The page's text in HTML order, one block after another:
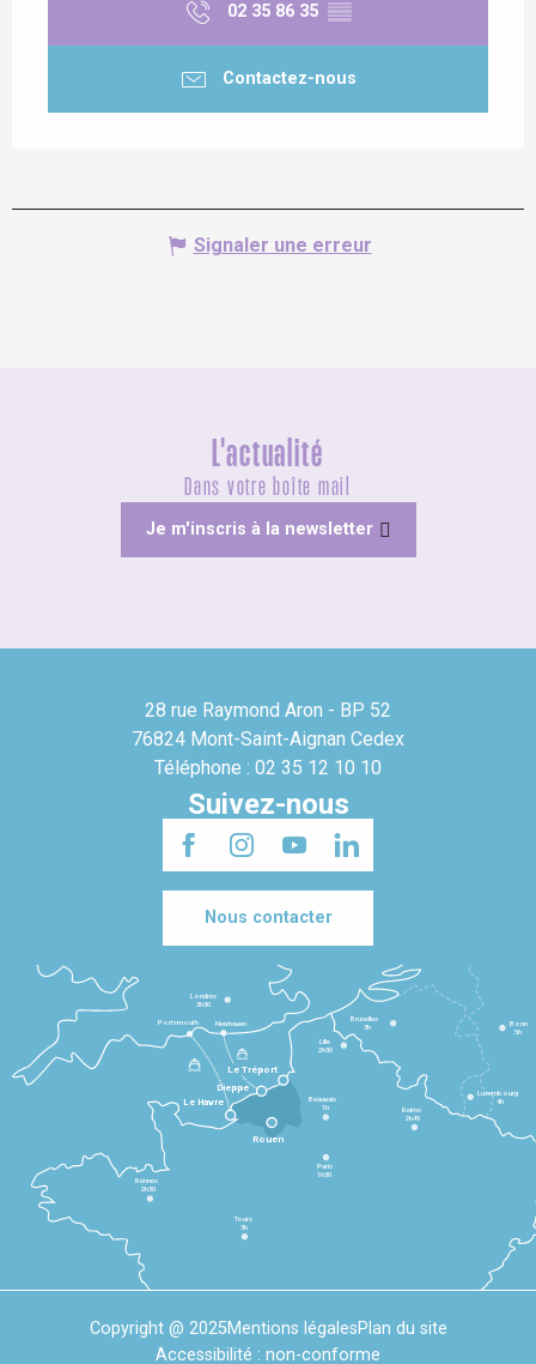
02 35 86 35 ▒▒
Contactez-nous
Signaler une erreur
L'actualité
Dans votre boîte mail
Je m'inscris à la newsletter
28 rue Raymond Aron - BP 52
76824 Mont-Saint-Aignan Cedex
Téléphone : 02 35 12 10 10
Suivez-nous
Nous contacter
Le Havre
Dieppe
Le Tréport
Rennes
2h30
Tours
3h
Paris
1h30
Beauvais
1h
Reims
2h45
Lille
2h30
Bruxelles
3h
Londres
3h30
Newhaven
Portsmouth
Bonn
5h
Luxembourg
4h
Rouen
Copyright @ 2025Mentions légalesPlan du site
Accessibilité : non-conforme